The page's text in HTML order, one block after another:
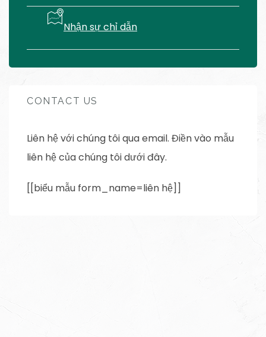
Nhận sự chỉ dẫn
CONTACT US
Liên hệ với chúng tôi qua email. Điền vào mẫu
liên hệ của chúng tôi dưới đây.
[[biểu mẫu form_name=liên hệ]]